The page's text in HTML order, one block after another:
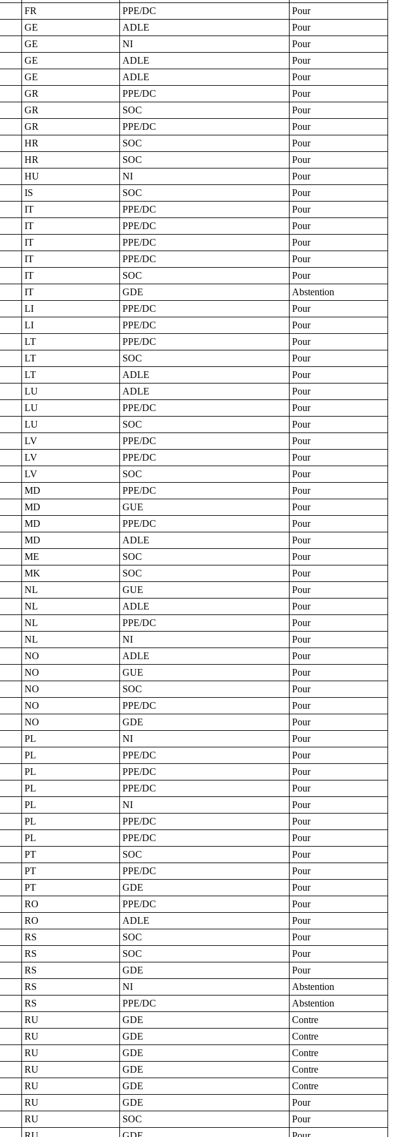
FR PPE/DC
Pour
GE ADLE
Pour
GE NI
Pour
GE ADLE
Pour
GE ADLE
Pour
GR PPE/DC
Pour
GR SOC
Pour
GR PPE/DC
Pour
HR SOC
Pour
HR SOC
Pour
HU NI
Pour
IS SOC
Pour
IT PPE/DC
Pour
IT PPE/DC
Pour
IT PPE/DC
Pour
IT PPE/DC
Pour
IT SOC
Pour
IT GDE
Abstention
LI PPE/DC
Pour
LI PPE/DC
Pour
LT PPE/DC
Pour
LT SOC
Pour
LT ADLE
Pour
LU ADLE
Pour
LU PPE/DC
Pour
LU SOC
Pour
LV PPE/DC
Pour
LV PPE/DC
Pour
LV SOC
Pour
MD PPE/DC
Pour
MD GUE
Pour
MD PPE/DC
Pour
MD ADLE
Pour
ME SOC
Pour
MK SOC
Pour
NL GUE
Pour
NL ADLE
Pour
NL PPE/DC
Pour
NL NI
Pour
NO ADLE
Pour
NO GUE
Pour
NO SOC
Pour
NO PPE/DC
Pour
NO GDE
Pour
PL NI
Pour
PL PPE/DC
Pour
PL PPE/DC
Pour
PL PPE/DC
Pour
PL NI
Pour
PL PPE/DC
Pour
PL PPE/DC
Pour
PT SOC
Pour
PT PPE/DC
Pour
PT GDE
Pour
RO PPE/DC
Pour
RO ADLE
Pour
RS SOC
Pour
RS SOC
Pour
RS GDE
Pour
RS NI
Abstention
RS PPE/DC
Abstention
RU GDE
Contre
RU GDE
Contre
RU GDE
Contre
RU GDE
Contre
RU GDE
Contre
RU GDE
Pour
RU SOC
Pour